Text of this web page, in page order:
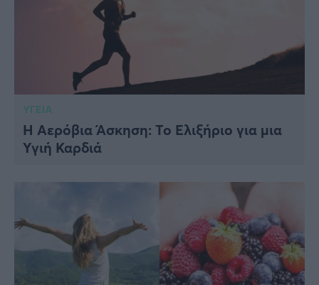
ΥΓΕΙΑ
Η Αερόβια Άσκηση: Το Ελιξήριο για μια
Υγιή Καρδιά